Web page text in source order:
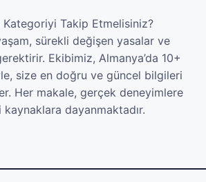
Kategoriyi Takip Etmelisiniz?
sürekli değişen yasalar ve
Ekibimiz, Almanya’da 10+
size en doğru ve güncel bilgileri
Her makale, gerçek deneyimlere
kaynaklara dayanmaktadır.